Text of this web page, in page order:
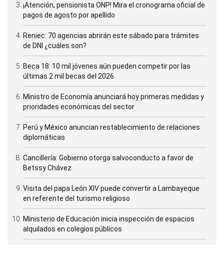
¡Atención, pensionista ONP! Mira el cronograma oficial de
pagos de agosto por apellido
Reniec: 70 agencias abrirán este sábado para trámites
de DNI ¿cuáles son?
Beca 18: 10 mil jóvenes aún pueden competir por las
últimas 2 mil becas del 2026
Ministro de Economía anunciará hoy primeras medidas y
prioridades económicas del sector
Perú y México anuncian restablecimiento de relaciones
diplomáticas
Cancillería: Gobierno otorga salvoconducto a favor de
Betssy Chávez
Visita del papa León XIV puede convertir a Lambayeque
en referente del turismo religioso
Ministerio de Educación inicia inspección de espacios
alquilados en colegios públicos